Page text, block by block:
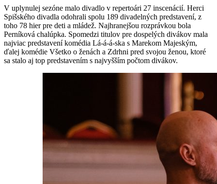
V uplynulej sezóne malo divadlo v repertoári 27 inscenácií. Herci
Spišského divadla odohrali spolu 189 divadelných predstavení, z
toho 78 hier pre deti a mládež. Najhranejšou rozprávkou bola
Perníková chalúpka. Spomedzi titulov pre dospelých divákov mala
najviac predstavení komédia Lá-á-á-ska s Marekom Majeským,
ďalej komédie Všetko o ženách a Zdrhni pred svojou ženou, ktoré
sa stalo aj top predstavením s najvyšším počtom divákov.